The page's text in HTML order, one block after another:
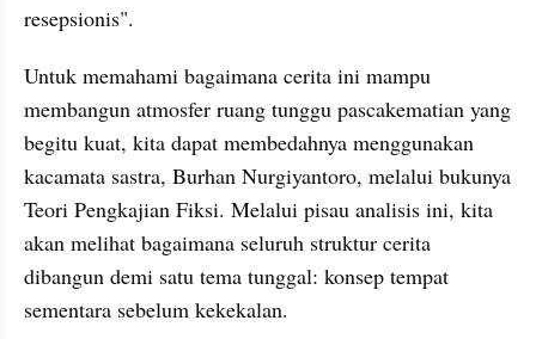
resepsionis".
Untuk memahami bagaimana cerita ini mampu
membangun atmosfer ruang tunggu pascakematian yang
begitu kuat, kita dapat membedahnya menggunakan
kacamata sastra, Burhan Nurgiyantoro, melalui bukunya
Teori Pengkajian Fiksi. Melalui pisau analisis ini, kita
akan melihat bagaimana seluruh struktur cerita
dibangun demi satu tema tunggal: konsep tempat
sementara sebelum kekekalan.